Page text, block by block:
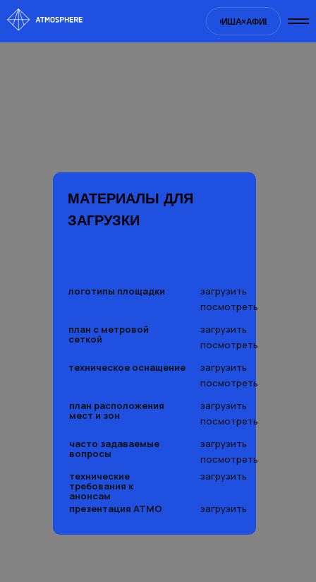
АФИША×АФИША× АФИША×АФИША×
логотипы площадки
посмотреть
загрузить
посмотреть
загрузить
план с метровой
сеткой
посмотреть
загрузить
техническое оснащение
посмотреть
посмотреть
загрузить
план расположения
мест и зон
МАТЕРИАЛЫ ДЛЯ
ЗАГРУЗКИ
часто задаваемые
вопросы
загрузить
технические
требования к
анонсам
загрузить
презентация АТМО загрузить